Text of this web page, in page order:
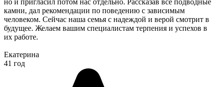
но и пригласил потом нас отдельно. Рассказав все подводные
камни, дал рекомендации по поведению с зависимым
человеком. Сейчас наша семья с надеждой и верой смотрит в
будущее. Желаем вашим специалистам терпения и успехов в
их работе.
Екатерина
41 год